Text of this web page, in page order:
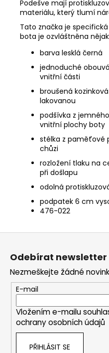
Podešve mají
materiálu, který tlumí
Tato značka je
bota je ozvláštněna
barva lesklá černá
jednoduché
vnitřní části
broušená
lakovanou
podšívka z
vnitřní plochy boty
stélka z paměťové
chůzi
rozložení tlaku na
při došlapu
odolná
podpatek 6 cm
476-022
Z
Odebírat newsletter
Nezmeškejte žádné
E-mail
Vložením e-mailu
ochrany osobních údajů
PŘIHLÁSIT SE